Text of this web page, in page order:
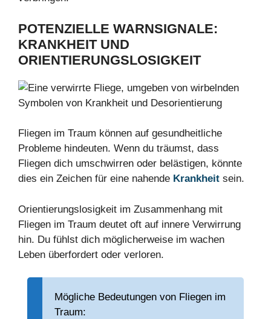
POTENZIELLE WARNSIGNALE:
KRANKHEITUND
ORIENTIERUNGSLOSIGKEIT
Fliegen im Traum können auf gesundheitliche
Probleme hindeuten. Wenn du träumst, dass
Fliegen dich umschwirren oder belästigen, könnte
dies ein Zeichen für eine nahende Krankheit sein.
Orientierungslosigkeit im Zusammenhang mit
Fliegen im Traum deutet oft auf innere Verwirrung
hin. Du fühlst dich möglicherweise im wachen
Leben überfordert oder verloren.
Mögliche Bedeutungen von Fliegen im
Traum: